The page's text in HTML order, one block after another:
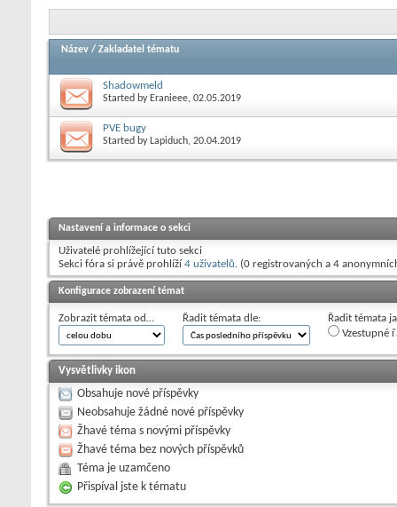
Název / Zakladatel tématu
Shadowmeld
Started by Eranieee, 02.05.2019
PVE bugy
Started by Lapiduch, 20.04.2019
Nastavení a informace o sekci
Uživatelé prohlížející tuto sekci
Sekci fóra si právě prohlíží4 uživatelů. (0 registrovaných a 4
Konfigurace zobrazení témat
Zobrazit témata od… Řadit témata dle:
Řadit témata
Vzestupné
Vysvětlivky ikon
Obsahuje nové příspěvky
Neobsahuje žádné nové příspěvky
Žhavé téma s novými příspěvky
Žhavé téma bez nových příspěvků
Téma je uzamčeno
Přispíval jste k tématu